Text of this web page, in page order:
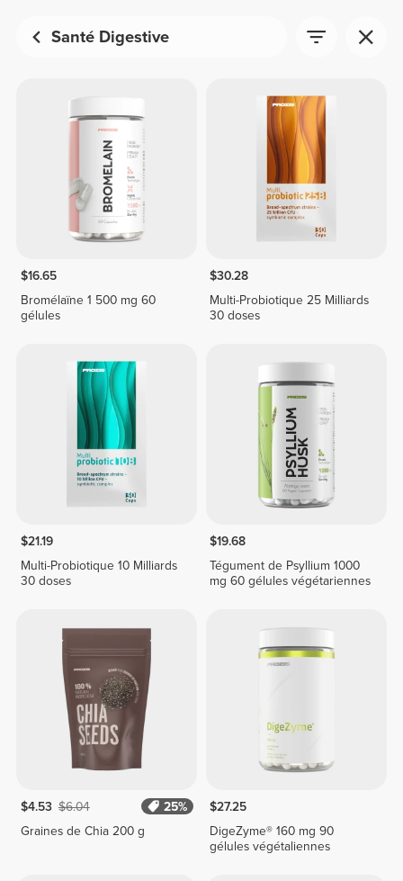
Santé Digestive
$16.65
Bromélaïne 1 500 mg 60
gélules
$30.28
Multi-Probiotique 25 Milliards
30 doses
$21.19
Multi-Probiotique 10 Milliards
30 doses
$19.68
Tégument de Psyllium 1000
mg 60 gélules végétariennes
$4.53 $6.04
25%
Graines de Chia 200 g
$27.25
DigeZyme® 160 mg 90
gélules végétaliennes